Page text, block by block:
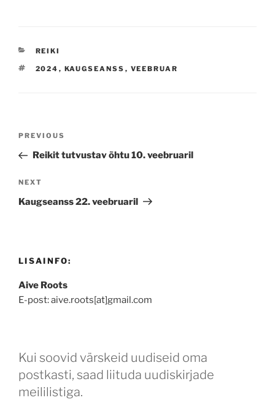
CATEGORIES
REIKI
TAGS
2024 , KAUGSEANSS , VEEBRUAR
Navigeerimine
Previous
Post
PREVIOUS
Reikit tutvustav õhtu 10. veebruaril
Next
Post
NEXT
Kaugseanss 22. veebruaril
LISAINFO:
Aive Roots
E-post: aive.roots[at]gmail.com
Kui soovid värskeid uudiseid oma
postkasti, saad liituda uudiskirjade
meililistiga.